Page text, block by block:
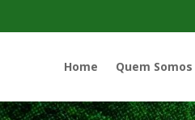
Home Quem Somos